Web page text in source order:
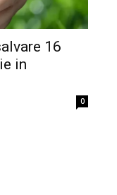
16
in
0